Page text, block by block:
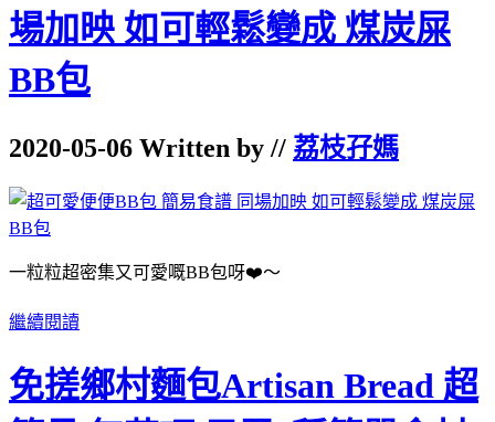
場加映 如可輕鬆變成 煤炭屎
BB包
2020-05-06 Written by // 荔枝孖媽
一粒粒超密集又可愛嘅BB包呀❤️～
繼續閱讀
免搓鄉村麵包Artisan Bread 超